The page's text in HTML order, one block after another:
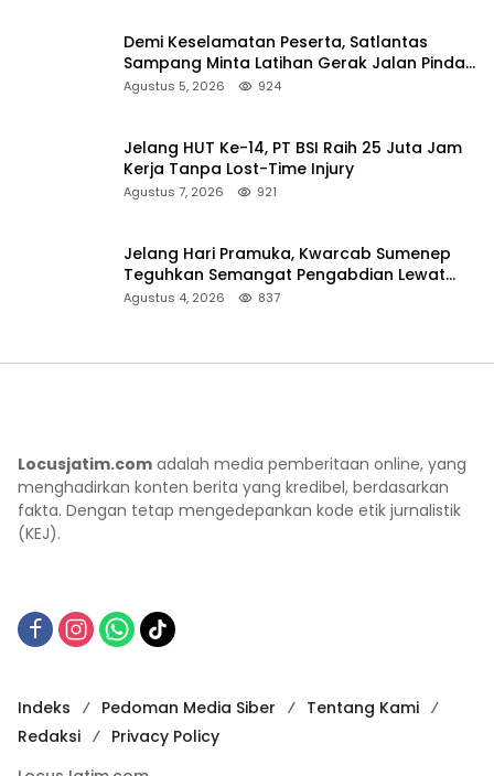
Demi Keselamatan Peserta, Satlantas
Sampang Minta Latihan Gerak Jalan Pindah
ke Lokasi Aman
Agustus 5, 2026 924
Jelang HUT Ke-14, PT BSI Raih 25 Juta Jam
Kerja Tanpa Lost-Time Injury
Agustus 7, 2026 921
Jelang Hari Pramuka, Kwarcab Sumenep
Teguhkan Semangat Pengabdian Lewat
Ziarah Pahlawan
Agustus 4, 2026 837
Locusjatim.com adalah media pemberitaan online, yang
menghadirkan konten berita yang kredibel, berdasarkan
fakta. Dengan tetap mengedepankan kode etik jurnalistik
(KEJ).
Indeks Pedoman Media Siber
Tentang Kami
Redaksi
Privacy Policy